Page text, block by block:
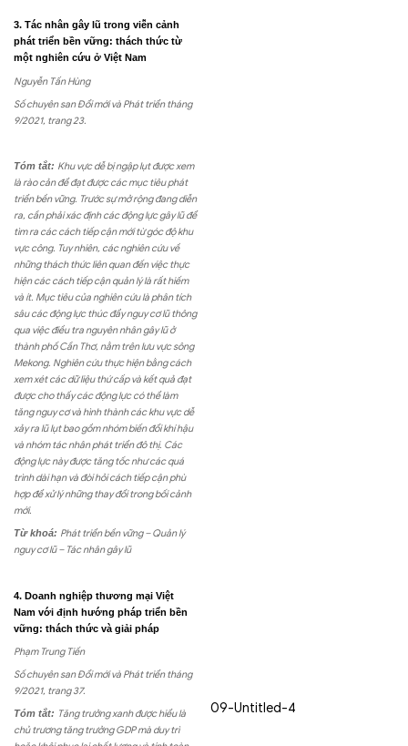
3. Tác nhân gây lũ trong viễn cảnh
phát triển bền vững: thách thức từ
một nghiên cứu ở Việt Nam
Nguyễn Tấn Hùng
Số chuyên san Đổi mới và Phát triển tháng
9/2021, trang 23.
Tóm tắt: Khu vực dễ bị ngập lụt được xem
là rào cản để đạt được các mục tiêu phát
triển bền vững. Trước sự mở rộng đang diễn
ra, cần phải xác định các động lực gây lũ để
tìm ra các cách tiếp cận mới từ góc độ khu
vực công. Tuy nhiên, các nghiên cứu về
những thách thức liên quan đến việc thực
hiện các cách tiếp cận quản lý là rất hiếm
và ít. Mục tiêu của nghiên cứu là phân tích
sâu các động lực thúc đẩy nguy cơ lũ thông
qua việc điều tra nguyên nhân gây lũ ở
thành phố Cần Thơ, nằm trên lưu vực sông
Mekong. Nghiên cứu thực hiện bằng cách
xem xét các dữ liệu thứ cấp và kết quả đạt
được cho thấy các động lực có thể làm
tăng nguy cơ và hình thành các khu vực dễ
xảy ra lũ lụt bao gồm nhóm biến đổi khí hậu
và nhóm tác nhân phát triển đô thị. Các
động lực này được tăng tốc như các quá
trình dài hạn và đòi hỏi cách tiếp cận phù
hợp để xử lý những thay đổi trong bối cảnh
mới.
Từ khoá: Phát triển bền vững – Quản lý
nguy cơ lũ – Tác nhân gây lũ
4. Doanh nghiệp thương mại Việt
Nam với định hướng pháp triển bền
vững: thách thức và giải pháp
Phạm Trung Tiến
Số chuyên san Đổi mới và Phát triển tháng
9/2021, trang 37.
Tóm tắt: Tăng trưởng xanh được hiểu là
chủ trương tăng trưởng GDP mà duy trì
09-Untitled-4